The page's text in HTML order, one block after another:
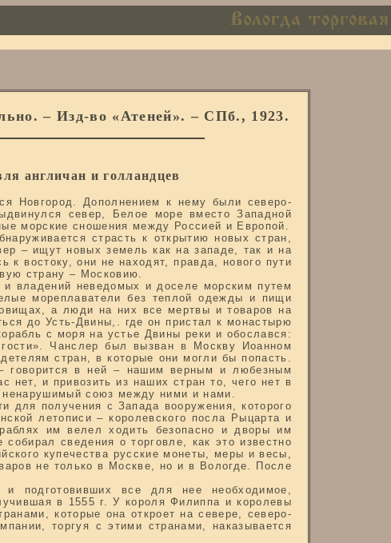
– Изд-во «Атеней». – СПб., 1923.
англичан и голландцев
Новгород. Дополнением к нему были северо-
север, Белое море вместо Западной
морские сношения между Россией и Европой.
страсть к открытию новых стран,
– ищут новых земель как на западе, так и на
к востоку, они не находят, правда, нового пути
страну – Московию.
и владений неведомых и доселе морским путем
мореплаватели без теплой одежды и пищи
а люди на них все мертвы и товаров на
до Усть-Двины,. где он пристал к монастырю
с моря на устье Двины реки и обослався:
Чанслер был вызван в Москву Иоанном
стран, в которые они могли бы попасть.
говорится в ней – нашим верным и любезным
нет, и привозить из наших стран то, чего нет в
ненарушимый союз между ними и нами.
для получения с Запада вооружения, которого
летописи – королевского посла Рыцарта и
им велел ходить безопасно и дворы им
сведения о торговле, как это известно
купечества русские монеты, меры и весы,
не только в Москве, но и в Вологде. После
и подготовивших все для нее необходимое,
в 1555 г. У короля Филиппа и королевы
которые она откроет на севере, северо-
торгуя с этими странами, наказывается